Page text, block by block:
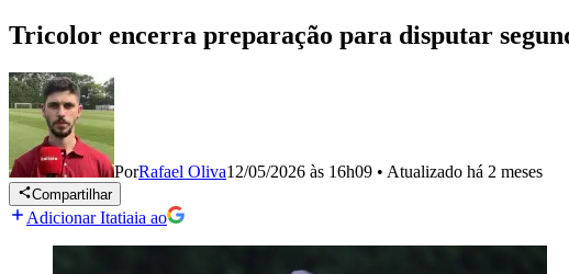
Tricolor encerra preparação para disputar
PorRafael Oliva12/05/2026 às 16h09 • Atualizado há 2 meses
Compartilhar
Adicionar Itatiaia ao